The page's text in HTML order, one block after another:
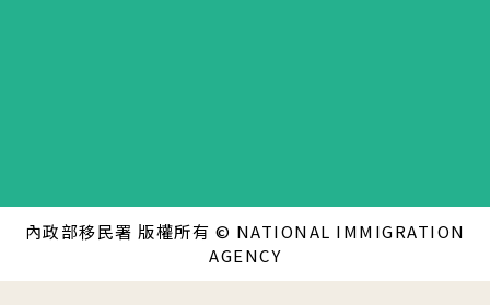
內政部移民署 版權所有 © NATIONAL IMMIGRATION
AGENCY